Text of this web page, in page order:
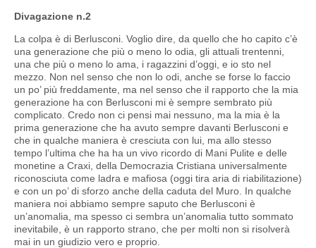
Divagazione n.2
La colpa è di Berlusconi. Voglio dire, da quello che ho capito c’è
una generazione che più o meno lo odia, gli attuali trentenni,
una che più o meno lo ama, i ragazzini d’oggi, e io sto nel
mezzo. Non nel senso che non lo odi, anche se forse lo faccio
un po’ più freddamente, ma nel senso che il rapporto che la mia
generazione ha con Berlusconi mi è sempre sembrato più
complicato. Credo non ci pensi mai nessuno, ma la mia è la
prima generazione che ha avuto sempre davanti Berlusconi e
che in qualche maniera è cresciuta con lui, ma allo stesso
tempo l’ultima che ha ha un vivo ricordo di Mani Pulite e delle
monetine a Craxi, della Democrazia Cristiana universalmente
riconosciuta come ladra e mafiosa (oggi tira aria di riabilitazione)
e con un po’ di sforzo anche della caduta del Muro. In qualche
maniera noi abbiamo sempre saputo che Berlusconi è
un’anomalia, ma spesso ci sembra un’anomalia tutto sommato
inevitabile, è un rapporto strano, che per molti non si risolverà
mai in un giudizio vero e proprio.